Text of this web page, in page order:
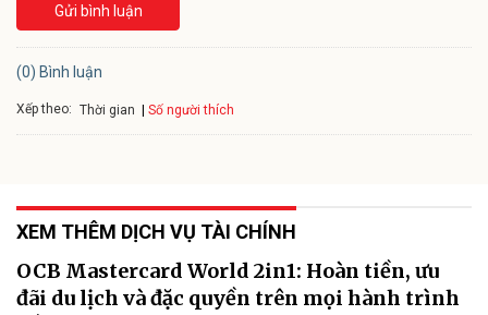
Gửi bình luận
(0) Bình luận
Xếp theo: Thời gian Số người thích
XEM THÊM DỊCH VỤ TÀI CHÍNH
OCB Mastercard World 2in1: Hoàn tiền, ưu
đãi du lịch và đặc quyền trên mọi hành trình